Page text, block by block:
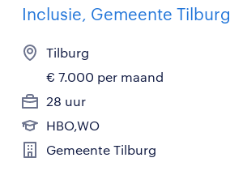
Inclusie, Gemeente Tilburg
Tilburg
€ 7.000 per maand
28 uur
HBO,WO
Gemeente Tilburg